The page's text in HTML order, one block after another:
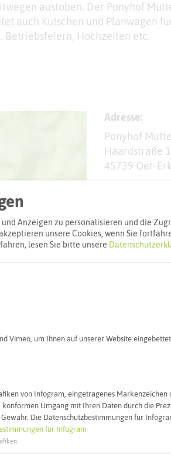
austoben. Der Ponyhof
auch Kutschen und Planwagen
Betriebsfeiern, Hochzeiten etc.
Adresse:
Ponyhof
Haardstraße
45739 Oer-
Anzeigen zu personalisieren und die
unsere Cookies, wenn Sie
lesen Sie bitte unsere
Vimeo, um Ihnen auf unserer Website
von Infogram, eingetragenes Markenzeichen
konformen Umgang mit Ihren Daten durch die
Die Datenschutzbestimmungen für
für Infogram